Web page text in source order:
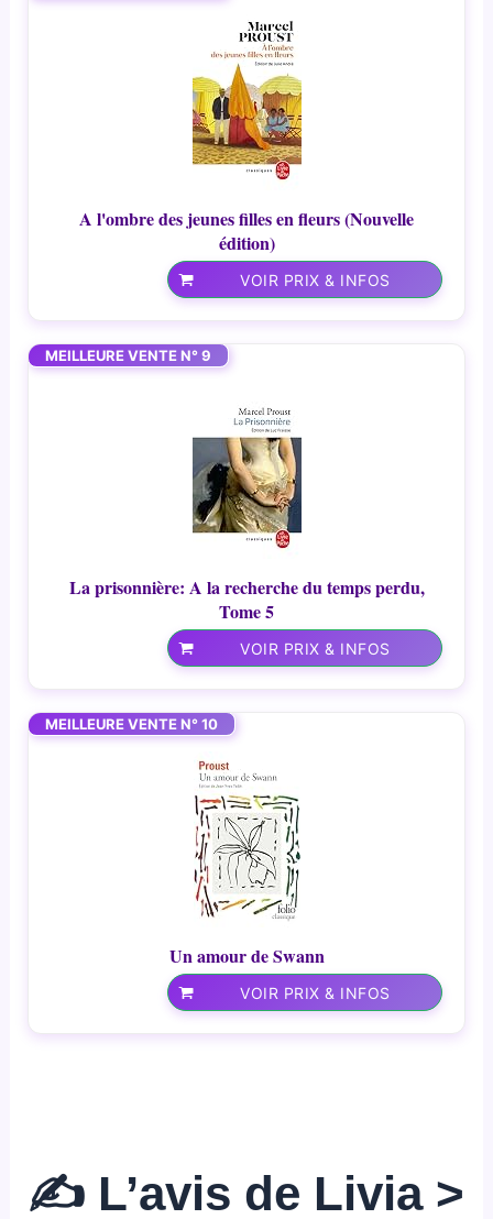
A l'ombre des jeunes filles en fleurs (Nouvelle
édition)
VOIR PRIX & INFOS
MEILLEURE VENTE N° 9
La prisonnière: A la recherche du temps perdu,
Tome 5
VOIR PRIX & INFOS
MEILLEURE VENTE N° 10
Un amour de Swann
VOIR PRIX & INFOS
✍️ L’avis de Livia >